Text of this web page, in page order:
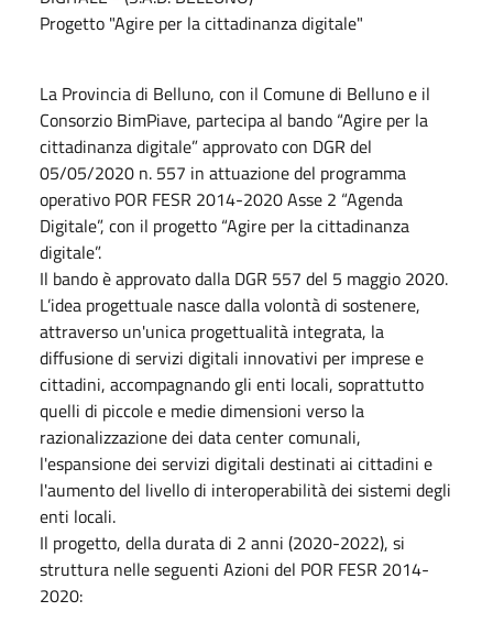
Progetto "Agire per la cittadinanza digitale"
La Provincia di Belluno, con il Comune di Belluno e il
Consorzio BimPiave, partecipa al bando “Agire per la
cittadinanza digitale” approvato con DGR del
05/05/2020 n. 557 in attuazione del programma
operativo POR FESR 2014-2020 Asse 2 “Agenda
Digitale”, con il progetto “Agire per la cittadinanza
digitale”.
Il bando è approvato dalla DGR 557 del 5 maggio 2020.
L’idea progettuale nasce dalla volontà di sostenere,
attraverso un'unica progettualità integrata, la
diffusione di servizi digitali innovativi per imprese e
cittadini, accompagnando gli enti locali, soprattutto
quelli di piccole e medie dimensioni verso la
razionalizzazione dei data center comunali,
l'espansione dei servizi digitali destinati ai cittadini e
l'aumento del livello di interoperabilità dei sistemi degli
enti locali.
Il progetto, della durata di 2 anni (2020-2022), si
struttura nelle seguenti Azioni del POR FESR 2014-
2020: